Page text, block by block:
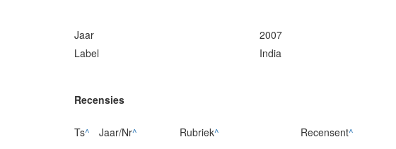
Jaar
2007
Label
India
Recensies
Ts^ Jaar/Nr^ Rubriek^ Recensent^